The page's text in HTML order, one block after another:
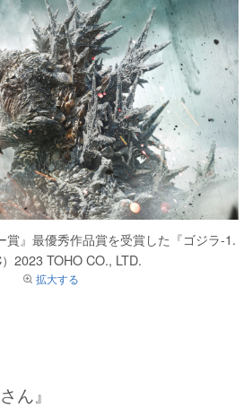
賞』最優秀作品賞を受賞した『ゴジラ-1.
2023 TOHO CO., LTD.
拡大する
ん』